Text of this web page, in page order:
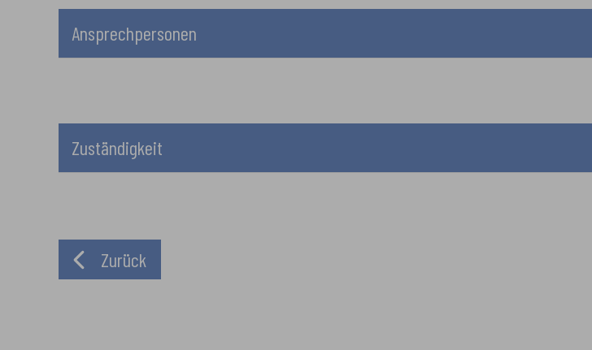
Ansprechpersonen
Zuständigkeit
Zurück